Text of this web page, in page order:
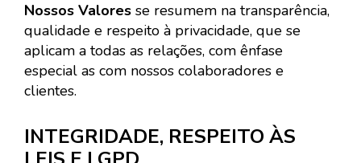
Nossos Valores se resumem na transparência,
qualidade e respeito à privacidade, que se
aplicam a todas as relações, com ênfase
especial as com nossos colaboradores e
clientes.
INTEGRIDADE, RESPEITO ÀS